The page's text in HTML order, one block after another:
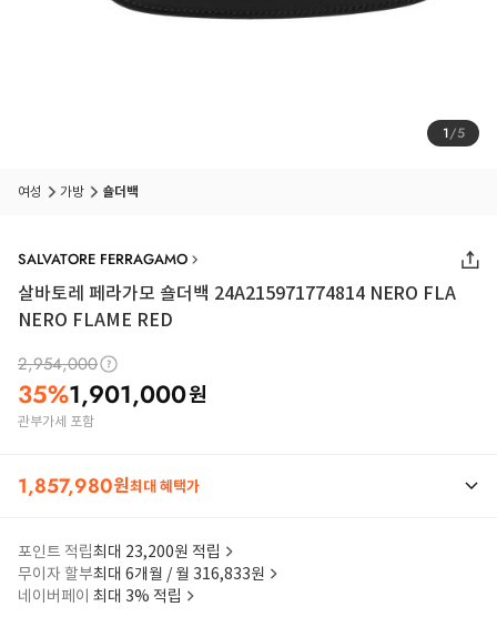
1/5
여성 가방 숄더백
SALVATORE FERRAGAMO
살바토레 페라가모 숄더백 24A215971774814 NERO FLA
NERO FLAME RED
2,954,000
35%1,901,000원
관부가세 포함
1,857,980원최대 혜택가
포인트 적립최대 23,200원 적립
무이자 할부최대 6개월 / 월 316,833원
네이버페이 최대 3% 적립